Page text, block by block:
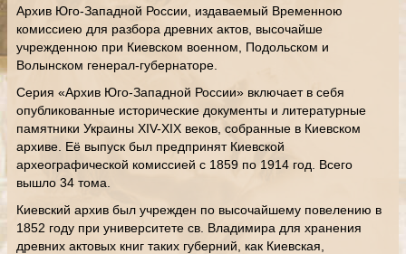
Архив Юго-Западной России, издаваемый Временною
комиссиею для разбора древних актов, высочайше
учрежденною при Киевском военном, Подольском и
Волынском генерал-губернаторе.
Серия «Архив Юго-Западной России» включает в себя
опубликованные исторические документы и литературные
памятники Украины XIV-XIX веков, собранные в Киевском
архиве. Её выпуск был предпринят Киевской
археографической комиссией с 1859 по 1914 год. Всего
вышло 34 тома.
Киевский архив был учрежден по высочайшему повелению в
1852 году при университете св. Владимира для хранения
древних актовых книг таких губерний, как Киевская,